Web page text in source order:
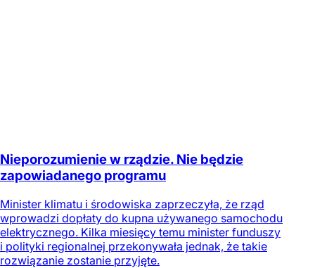
Nieporozumienie w rządzie. Nie będzie
zapowiadanego programu
Minister klimatu i środowiska zaprzeczyła, że rząd
wprowadzi dopłaty do kupna używanego samochodu
elektrycznego. Kilka miesięcy temu minister funduszy
i polityki regionalnej przekonywała jednak, że takie
rozwiązanie zostanie przyjęte.